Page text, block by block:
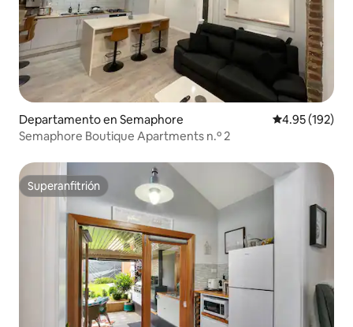
Departamento en Semaphore Calificación
4.95 (192)
Semaphore Boutique Apartments n.º 2
Superanfitrión
Superanfitrión